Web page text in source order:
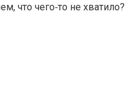
что чего‑то не хватило?